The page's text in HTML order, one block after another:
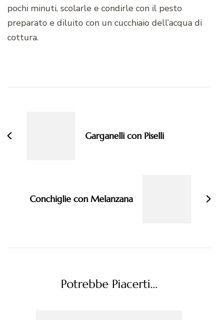
pochi minuti, scolarle e condirle con il pesto
preparato e diluito con un cucchiaio dell’acqua di
cottura.
Garganelli con Piselli
Conchiglie con Melanzana
Potrebbe Piacerti...